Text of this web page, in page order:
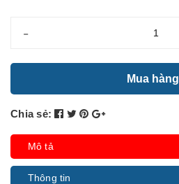
-
Mua hàng
Chia sẻ:
Mô tả
Thông tin